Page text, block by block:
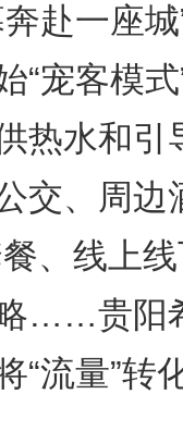
赴一座城
“宠客模
热水和引
交、周边
、线上
……贵阳
“流量”转